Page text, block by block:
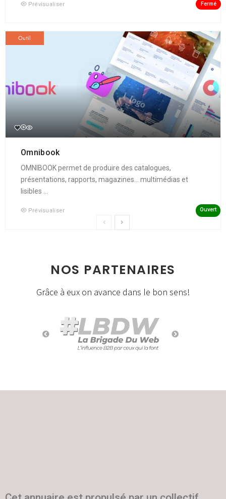
Prévisualiser Fermé
Outil
Omnibook
OMNIBOOK permet de produire des catalogues,
présentations, rapports, magazines... multimédias et
lisibles ...
Prévisualiser Ouvert
NOS PARTENAIRES
Grâce à eux on avance dans le bon sens!